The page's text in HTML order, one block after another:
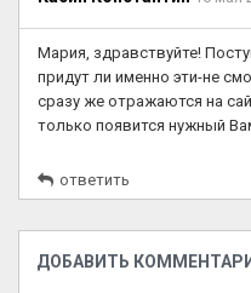
Мария, здравствуйте!
придут ли именно эти-не
сразу же отражаются на
только появится нужный
ответить
ДОБАВИТЬ